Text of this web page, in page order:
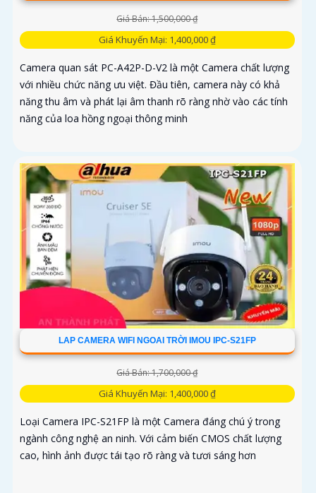
Giá Bán: 1,500,000 ₫
Giá Khuyến Mại: 1,400,000 ₫
Camera quan sát PC-A42P-D-V2 là một Camera chất lượng
với nhiều chức năng ưu việt. Đầu tiên, camera này có khả
năng thu âm và phát lại âm thanh rõ ràng nhờ vào các tính
năng của loa hồng ngoại thông minh
LAP CAMERA WIFI NGOAI TRỜI IMOU IPC-S21FP
Giá Bán: 1,700,000 ₫
Giá Khuyến Mại: 1,400,000 ₫
Loại Camera IPC-S21FP là một Camera đáng chú ý trong
ngành công nghệ an ninh. Với cảm biến CMOS chất lượng
cao, hình ảnh được tái tạo rõ ràng và tươi sáng hơn